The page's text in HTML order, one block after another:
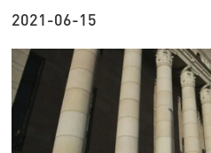
2021-06-15